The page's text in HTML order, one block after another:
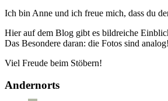
Ich bin Anne und ich freue mich, dass du
Hier auf dem Blog gibt es bildreiche
Das Besondere daran: die Fotos sind analog!
Viel Freude beim Stöbern!
Andernorts